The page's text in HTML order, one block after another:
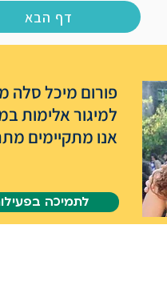
דף הבא
פורום מיכל סלה
למיגור אלימות
אנו מתקיימים
לתמיכה